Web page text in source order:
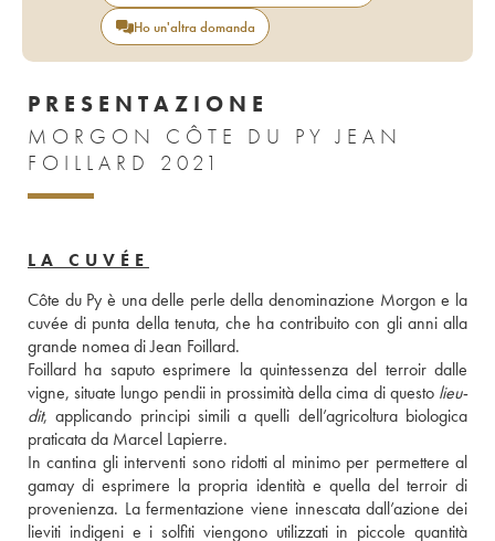
Ho un'altra domanda
PRESENTAZIONE
MORGON CÔTE DU PY JEAN
FOILLARD 2021
LA CUVÉE
Côte du Py è una delle perle della denominazione Morgon e la
cuvée di punta della tenuta, che ha contribuito con gli anni alla
grande nomea di Jean Foillard.
Foillard ha saputo esprimere la quintessenza del terroir dalle
vigne, situate lungo pendii in prossimità della cima di questo lieu-
dit, applicando principi simili a quelli dell’agricoltura biologica
praticata da Marcel Lapierre.
In cantina gli interventi sono ridotti al minimo per permettere al
gamay di esprimere la propria identità e quella del terroir di
provenienza. La fermentazione viene innescata dall’azione dei
lieviti indigeni e i solfiti viengono utilizzati in piccole quantità